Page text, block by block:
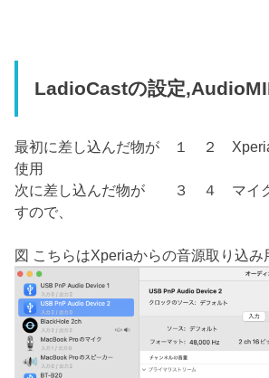
ー
LadioCastの設定
最初に差し込んだ物が １ ２ Xperia
使用
次に差し込んだ物が ３ ４ マイ
すので、
図 こちらはXperiaからの音源取り込み